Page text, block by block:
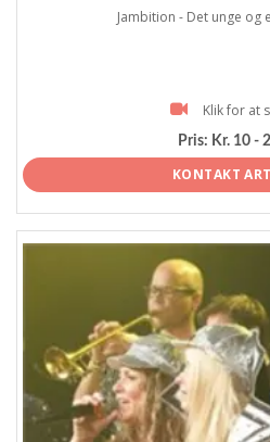
Jambition - Det unge og
Klik for at
Pris: Kr. 10 -
KONTAKT